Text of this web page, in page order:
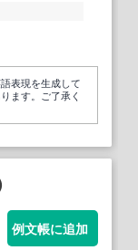
表現を生成して
ます。ご了承く
例文帳に追加